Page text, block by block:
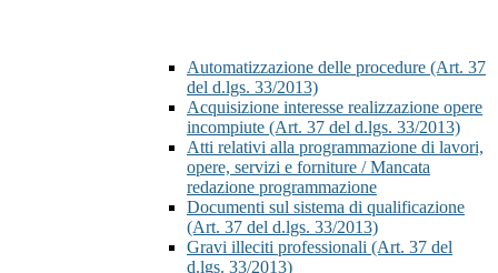
Automatizzazione delle procedure (Art. 37
del d.lgs. 33/2013)
Acquisizione interesse realizzazione opere
incompiute (Art. 37 del d.lgs. 33/2013)
Atti relativi alla programmazione di lavori,
opere, servizi e forniture / Mancata
redazione programmazione
Documenti sul sistema di qualificazione
(Art. 37 del d.lgs. 33/2013)
Gravi illeciti professionali (Art. 37 del
d.lgs. 33/2013)